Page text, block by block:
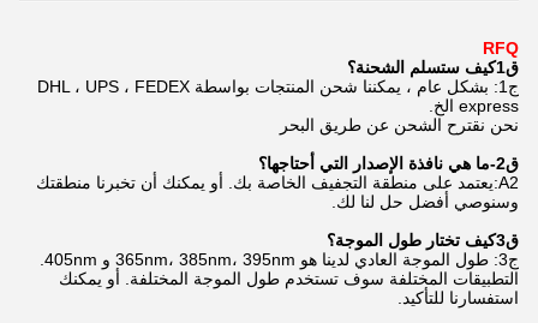
RFQ
ق1كيف ستسلم الشحنة؟
ج1: بشكل عام ، يمكننا شحن المنتجات بواسطة DHL ، UPS ، FEDEX
express الخ.
نحن نقترح الشحن عن طريق البحر
ق2-ما هي نافذة الإصدار التي أحتاجها؟
A2:يعتمد على منطقة التجفيف الخاصة بك. أو يمكنك أن تخبرنا منطقتك
وسنوصي أفضل حل لنا لك.
ق3كيف تختار طول الموجة؟
التطبيقات المختلفة سوف تستخدم طول الموجة المختلفة. أو يمكنك
استفسارنا للتأكيد.